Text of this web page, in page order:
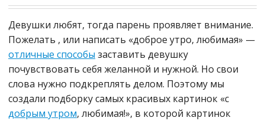
Девушки любят, тогда парень проявляет внимание.
Пожелать , или написать «доброе утро, любимая» —
отличные способы заставить девушку
почувствовать себя желанной и нужной. Но свои
слова нужно подкреплять делом. Поэтому мы
создали подборку самых красивых картинок «с
добрым утром, любимая!», в которой картинок